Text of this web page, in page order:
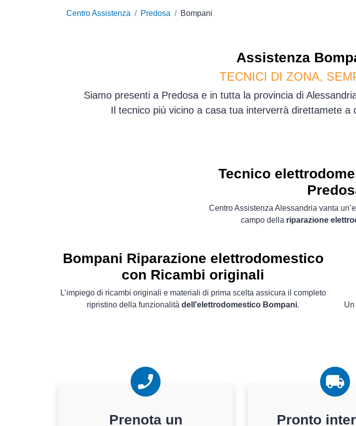
Centro Assistenza Predosa Bompani
Assistenza
TECNICI DI ZONA,
Siamo presenti a Predosa e in tutta la provincia di
Il tecnico più vicino a casa tua interverrà direttamete
Tecnico
Centro Assistenza Alessandria vanta
campo della riparazione
Bompani Riparazione elettrodomestico
con Ricambi originali
L’impiego di ricambi originali e materiali di prima scelta assicura il completo
ripristino della funzionalità dell'elettrodomestico Bompani.
Prenota un
Pronto